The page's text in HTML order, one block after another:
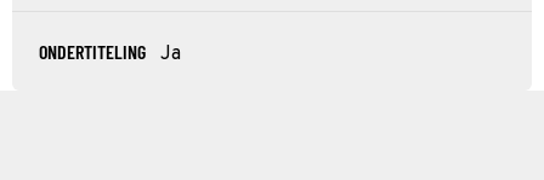
ONDERTITELING Ja